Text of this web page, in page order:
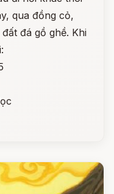
qua đồng cỏ,
đá gồ ghề. Khi